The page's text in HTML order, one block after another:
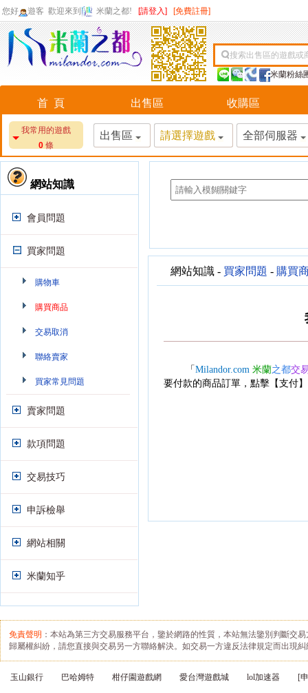
您好 遊客 歡迎來到 米蘭之都! [請登入] [免費註冊]
搜索出售區的遊戲或
米蘭粉絲
首 頁 出售區 收購區
我常用的遊戲
0 條
出售區 請選擇遊戲 全部伺服器
網站知識
會員問題
買家問題
購物車
購買商品
交易取消
聯絡賣家
買家常見問題
賣家問題
款項問題
交易技巧
申訴檢舉
網站相關
米蘭知乎
網站知識 - 買家問題 - 購買
「 Milandor.com 米蘭之都交
要付款的商品訂單，點擊【支付
免責聲明 ：本站為第三方交易服務平台，鑒於網路的性質，本站無法鑒別判斷交
歸屬權糾紛，請您直接與交易另一方聯絡解決。如交易一方違反法律規定而出現
玉山銀行 巴哈姆特 柑仔園遊戲網 愛台灣遊戲城 lol加速器 [